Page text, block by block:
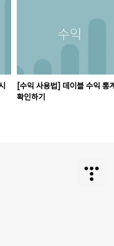
[수익 사용법] 데이블 수익 통계
확인하기